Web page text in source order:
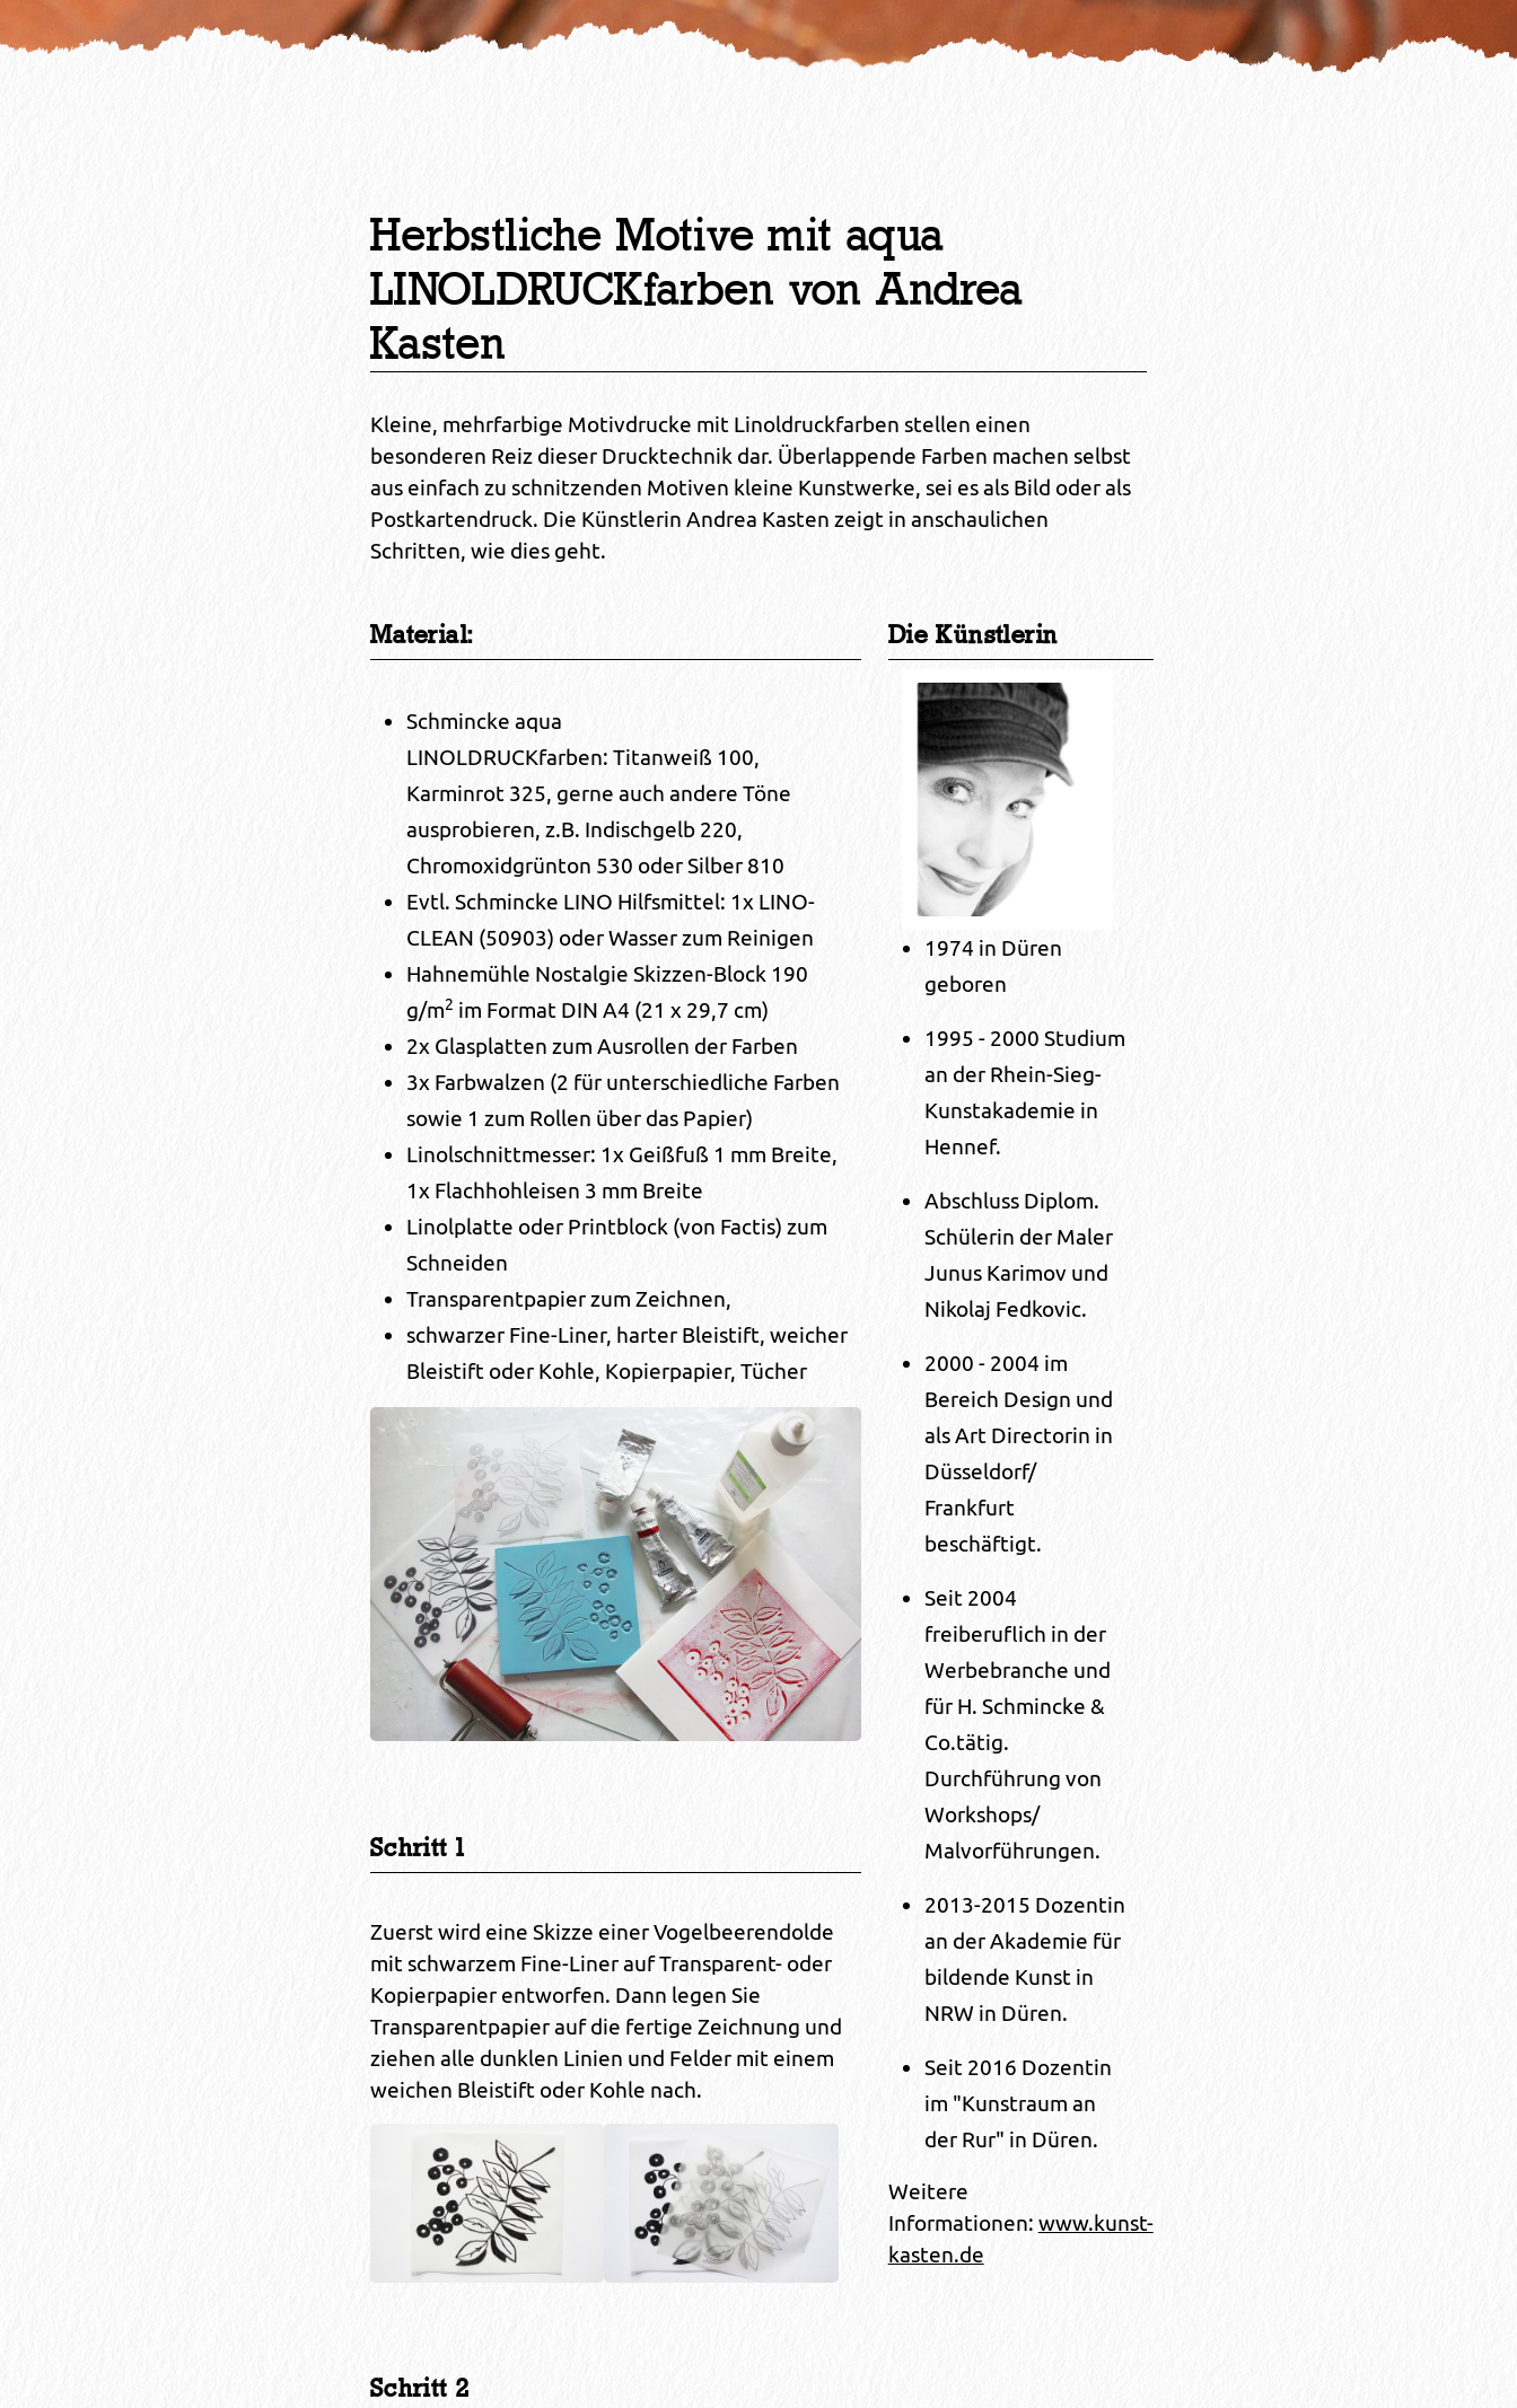
Herbstliche Motive mit aqua
LINOLDRUCKfarben von Andrea
Kasten
Kleine, mehrfarbige Motivdrucke mit Linoldruckfarben stellen einen
besonderen Reiz dieser Drucktechnik dar. Überlappende Farben machen selbst
aus einfach zu schnitzenden Motiven kleine Kunstwerke, sei es als Bild oder als
Postkartendruck. Die Künstlerin Andrea Kasten zeigt in anschaulichen
Schritten, wie dies geht.
Material:
Schmincke aqua
LINOLDRUCKfarben: Titanweiß 100,
Karminrot 325, gerne auch andere Töne
ausprobieren, z.B. Indischgelb 220,
Chromoxidgrünton 530 oder Silber 810
Evtl. Schmincke LINO Hilfsmittel: 1x LINO-
CLEAN (50903) oder Wasser zum Reinigen
Hahnemühle Nostalgie Skizzen-Block 190
g/m2 im Format DIN A4 (21 x 29,7 cm)
2x Glasplatten zum Ausrollen der Farben
3x Farbwalzen (2 für unterschiedliche Farben
sowie 1 zum Rollen über das Papier)
Linolschnittmesser: 1x Geißfuß 1 mm Breite,
1x Flachhohleisen 3 mm Breite
Linolplatte oder Printblock (von Factis) zum
Schneiden
Transparentpapier zum Zeichnen,
schwarzer Fine-Liner, harter Bleistift, weicher
Bleistift oder Kohle, Kopierpapier, Tücher
Schritt 1
Zuerst wird eine Skizze einer Vogelbeerendolde
mit schwarzem Fine-Liner auf Transparent- oder
Kopierpapier entworfen. Dann legen Sie
Transparentpapier auf die fertige Zeichnung und
ziehen alle dunklen Linien und Felder mit einem
weichen Bleistift oder Kohle nach.
Schritt 2
Die Künstlerin
1974 in Düren
geboren
1995 - 2000 Studium
an der Rhein-Sieg-
Kunstakademie in
Hennef.
Abschluss Diplom.
Schülerin der Maler
Junus Karimov und
Nikolaj Fedkovic.
2000 - 2004 im
Bereich Design und
als Art Directorin in
Düsseldorf/
Frankfurt
beschäftigt.
Seit 2004
freiberuflich in der
Werbebranche und
für H. Schmincke &
Co.tätig.
Durchführung von
Workshops/
Malvorführungen.
2013-2015 Dozentin
an der Akademie für
bildende Kunst in
NRW in Düren.
Seit 2016 Dozentin
im "Kunstraum an
der Rur" in Düren.
Weitere
Informationen: www.kunst-
kasten.de